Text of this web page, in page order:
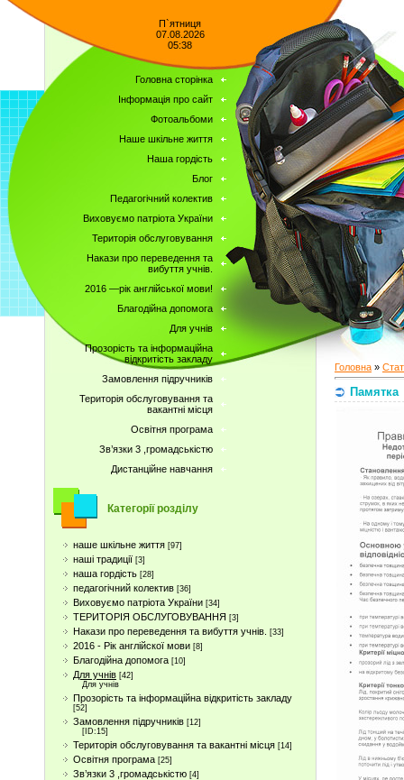
П`ятниця
07.08.2026
05:38
Головна сторінка
Інформація про сайт
Фотоальбоми
Наше шкільне життя
Наша гордість
Блог
Педагогічний колектив
Виховуємо патріота України
Територія обслуговування
Накази про переведення та
вибуття учнів.
2016 —рік англійської мови!
Благодійна допомога
Для учнів
Прозорість та інформаційна
відкритість закладу
Замовлення підручників
Територія обслуговування та
вакантні місця
Освітня програма
Зв’язки 3 ,громадськістю
Дистанційне навчання
Категорії розділу
наше шкільне життя [97]
наші традиції [3]
наша гордість [28]
педагогічний колектив [36]
Виховуємо патріота України [34]
ТЕРИТОРІЯ ОБСЛУГОВУВАННЯ [3]
Накази про переведення та вибуття учнів. [33]
2016 - Рік англійскої мови [8]
Благодійна допомога [10]
Для учнів [42]
Для учнів
Прозорість та інформаційна відкритість закладу
[52]
Замовлення підручників [12]
[ID:15]
Територія обслуговування та вакантні місця [14]
Освітня програма [25]
Зв’язки 3 ,громадськістю [4]
Головна »
Памятка